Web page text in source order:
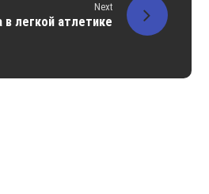
Next
легкой атлетике